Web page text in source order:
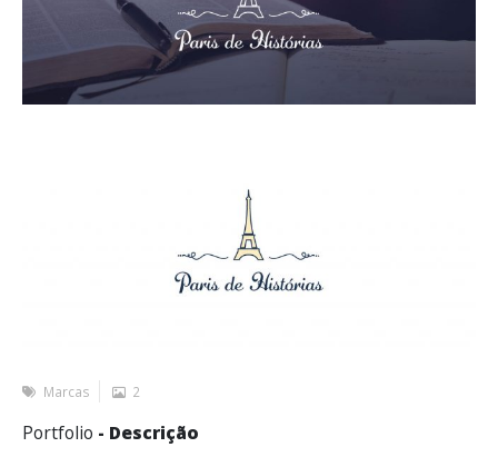
Marcas 2
Portfolio - Descrição